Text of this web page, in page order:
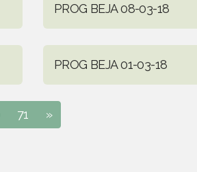
PROG BEJA 08-03-18
PROG BEJA 01-03-18
71 »